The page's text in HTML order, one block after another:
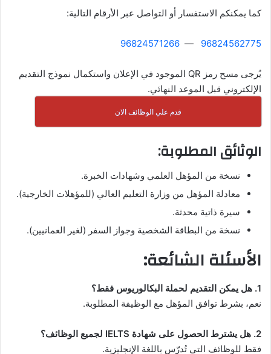
كما يمكنكم الاستفسار أو التواصل عبر الأرقام التالية:
96824562775
—
96824571266
يُرجى مسح رمز QR الموجود في الإعلان واستكمال نموذج التقديم
الإلكتروني قبل الموعد النهائي.
قدم علي الوظائف الان
الوثائق المطلوبة:
نسخة من المؤهل العلمي وشهادات الخبرة.
معادلة المؤهل من وزارة التعليم العالي (للمؤهلات الخارجية).
سيرة ذاتية محدثة.
نسخة من البطاقة الشخصية وجواز السفر (لغير العمانيين).
الأسئلة الشائعة:
1. هل يمكن التقديم لحملة البكالوريوس فقط؟
نعم، بشرط توافق المؤهل مع الوظيفة المطلوبة.
2. هل يشترط الحصول على شهادة IELTS لجميع الوظائف؟
فقط للوظائف التي تُدرّس باللغة الإنجليزية.